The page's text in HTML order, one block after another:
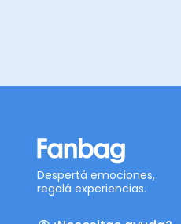
Despertá emociones,
regalá experiencias.